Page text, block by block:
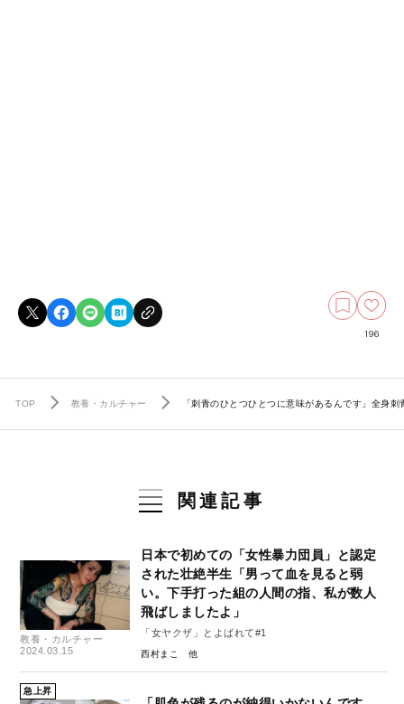
196
TOP 教養・カルチャー 「刺青のひとつひとつに意味があるんです」全身
関連記事
教養・カルチャー
2024.03.15
日本で初めての「女性暴力団員」と認定
された壮絶半生「男って血を見ると弱
い。下手打った組の人間の指、私が数人
飛ばしましたよ」
「女ヤクザ」とよばれて#1
西村まこ
急上昇